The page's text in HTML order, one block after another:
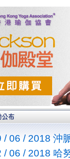
/ 06 / 2018 沖
/ 06 / 2018 哈